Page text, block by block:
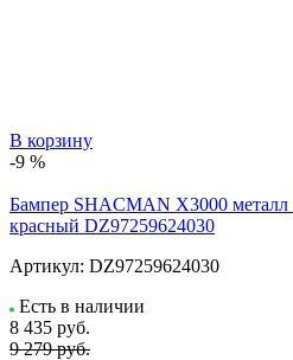
В корзину
-9 %
Бампер SHACMAN X3000 металл
красный DZ97259624030
Артикул: DZ97259624030
Есть в наличии
8 435 руб.
9 279 руб.